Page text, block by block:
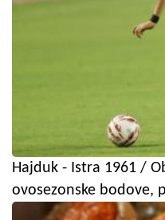
Hajduk - Istra 1961 /
ovosezonske bodove,